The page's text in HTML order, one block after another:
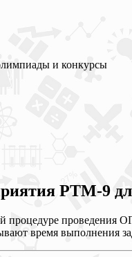
и конкурсы
РТМ-9
проведения
время выполнения